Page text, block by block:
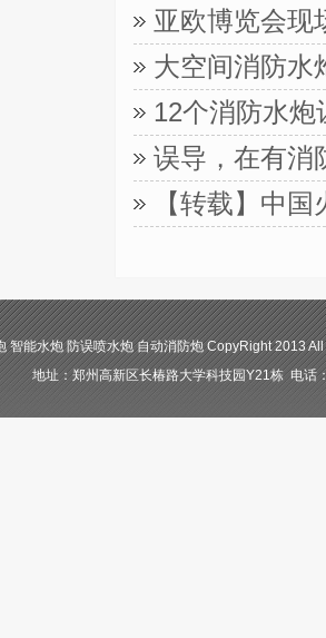
亚欧博览会现
大空间消防水
12个消防水
误导，在有消
【转载】中
智能水炮 防误喷水炮 自动消防炮 CopyRight 2013
地址：郑州高新区长椿路大学科技园Y21栋 电